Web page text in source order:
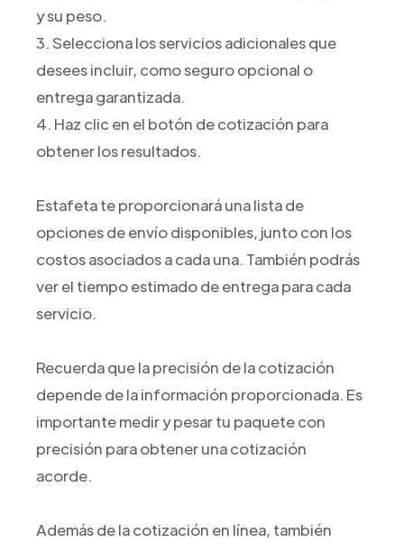
y su peso.
3. Selecciona los servicios adicionales que
desees incluir, como seguro opcional o
entrega garantizada.
4. Haz clic en el botón de cotización para
obtener los resultados.
Estafeta te proporcionará una lista de
opciones de envío disponibles, junto con los
costos asociados a cada una. También podrás
ver el tiempo estimado de entrega para cada
servicio.
Recuerda que la precisión de la cotización
depende de la información proporcionada. Es
importante medir y pesar tu paquete con
precisión para obtener una cotización
acorde.
Además de la cotización en línea, también